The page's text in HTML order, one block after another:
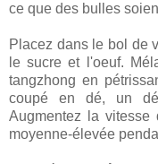
ce que des bulles
Placez dans le bol de
le sucre et l'oeuf.
tangzhong en
coupé en dé, un
Augmentez la vitesse
moyenne-élevée